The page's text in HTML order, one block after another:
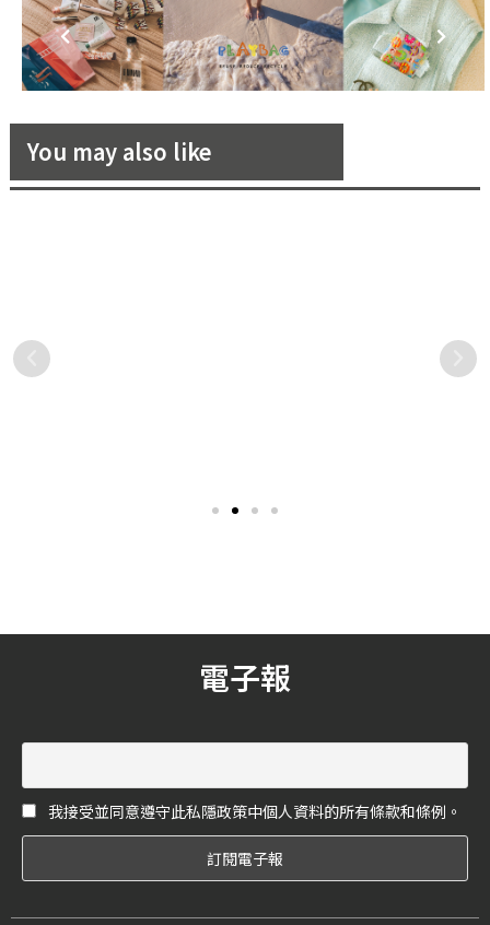
You may also like
Canon全新家用及商用連供噴
賴三大主軸，貫注於產品的
同規模的企業辦公室列印需
路易威登推出絲質方巾與長絲
彩和特大的奪目圖案，令人
電子報
我接受並同意遵守此私隱政策中個人資料的所有條款和條例。